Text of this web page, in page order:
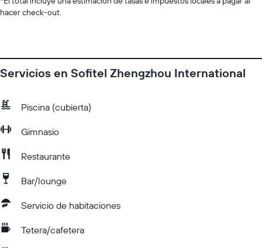
hacer check-out.
Servicios en Sofitel Zhengzhou International
Piscina (cubierta)
Gimnasio
Restaurante
Bar/lounge
Servicio de habitaciones
Tetera/cafetera